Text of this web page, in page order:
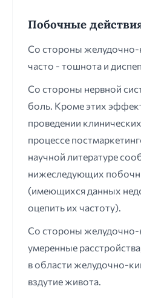
Побочные
Со стороны желудочно-
часто - тошнота и
Со стороны нервной
боль. Кроме этих
проведении
процессе
научной литературе
нижеследующих
(имеющихся данных
оцепить их частоту).
Со стороны
умеренные
в области желудочно-
вздутие живота.